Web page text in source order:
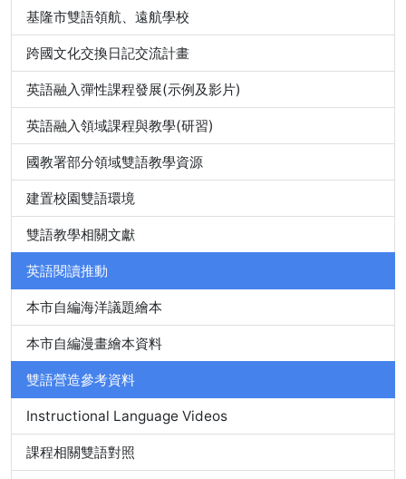
基隆市雙語領航、遠航學校
跨國文化交換日記交流計畫
英語融入彈性課程發展(示例及影片)
英語融入領域課程與教學(研習)
國教署部分領域雙語教學資源
建置校園雙語環境
雙語教學相關文獻
英語閱讀推動
本市自編海洋議題繪本
本市自編漫畫繪本資料
雙語營造參考資料
Instructional Language Videos
課程相關雙語對照